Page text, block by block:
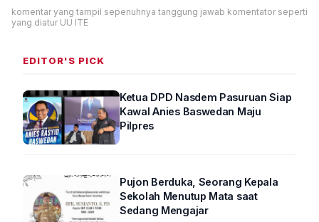
komentar yang tampil sepenuhnya tanggung jawab komentator seperti
yang diatur UU ITE
EDITOR'S PICK
Ketua DPD Nasdem Pasuruan Siap
Kawal Anies Baswedan Maju
Pilpres
Pujon Berduka, Seorang Kepala
Sekolah Menutup Mata saat
Sedang Mengajar